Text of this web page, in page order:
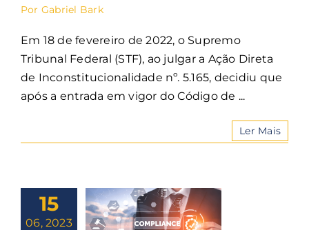
Por Gabriel Bark
Em 18 de fevereiro de 2022, o Supremo
Tribunal Federal (STF), ao julgar a Ação Direta
de Inconstitucionalidade nº. 5.165, decidiu que
após a entrada em vigor do Código de ...
Ler Mais
15
06, 2023